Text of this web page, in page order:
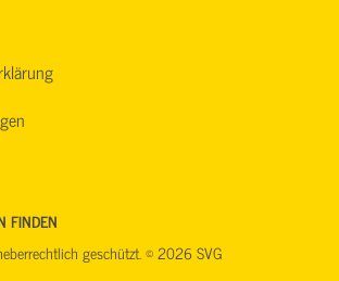
FINDEN
geschützt. © 2026 SVG